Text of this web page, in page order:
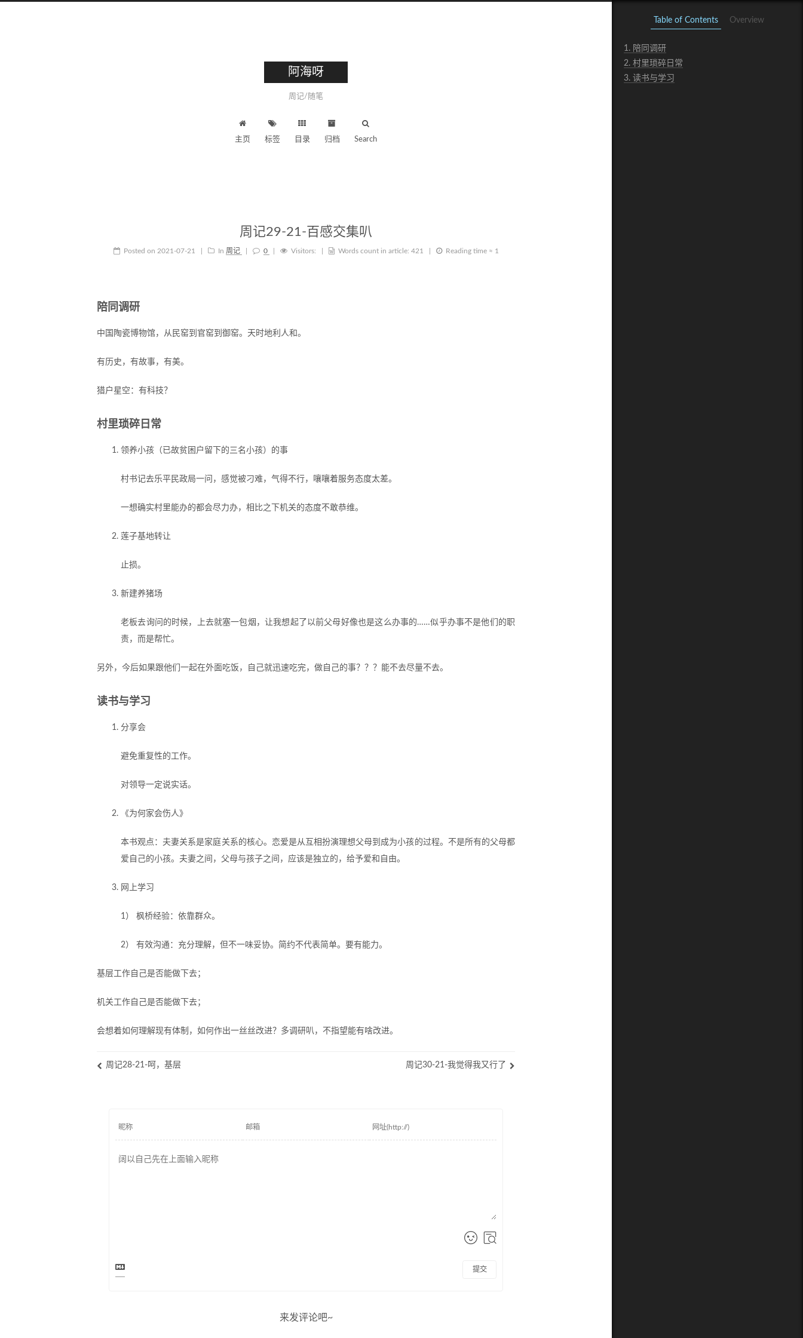
阿海呀
周记/随笔
主页 标签 目录 归档 Search
周记29-21-百感交集叭
Posted on 2021-07-21 In 周记 0 Visitors: Words count in article: 421 Reading time ≈ 1
陪同调研
中国陶瓷博物馆，从民窑到官窑到御窑。天时地利人和。
有历史，有故事，有美。
猎户星空：有科技？
村里琐碎日常
领养小孩（已故贫困户留下的三名小孩）的事
村书记去乐平民政局一问，感觉被刁难，气得不行，嚷嚷着服务态度太差。
一想确实村里能办的都会尽力办，相比之下机关的态度不敢恭维。
莲子基地转让
止损。
新建养猪场
老板去询问的时候，上去就塞一包烟，让我想起了以前父母好像也是这么办事的……似乎办事不是他们的职
责，而是帮忙。
另外，今后如果跟他们一起在外面吃饭，自己就迅速吃完，做自己的事？？？能不去尽量不去。
读书与学习
分享会
避免重复性的工作。
对领导一定说实话。
《为何家会伤人》
本书观点：夫妻关系是家庭关系的核心。恋爱是从互相扮演理想父母到成为小孩的过程。不是所有的父母都
爱自己的小孩。夫妻之间，父母与孩子之间，应该是独立的，给予爱和自由。
网上学习
1） 枫桥经验：依靠群众。
2） 有效沟通：充分理解，但不一味妥协。简约不代表简单。要有能力。
基层工作自己是否能做下去；
机关工作自己是否能做下去；
会想着如何理解现有体制，如何作出一丝丝改进？多调研叭，不指望能有啥改进。
周记28-21-呵，基层 周记30-21-我觉得我又行了
提交
来发评论吧~
Table of Contents Overview
1. 陪同调研
2. 村里琐碎日常
3. 读书与学习